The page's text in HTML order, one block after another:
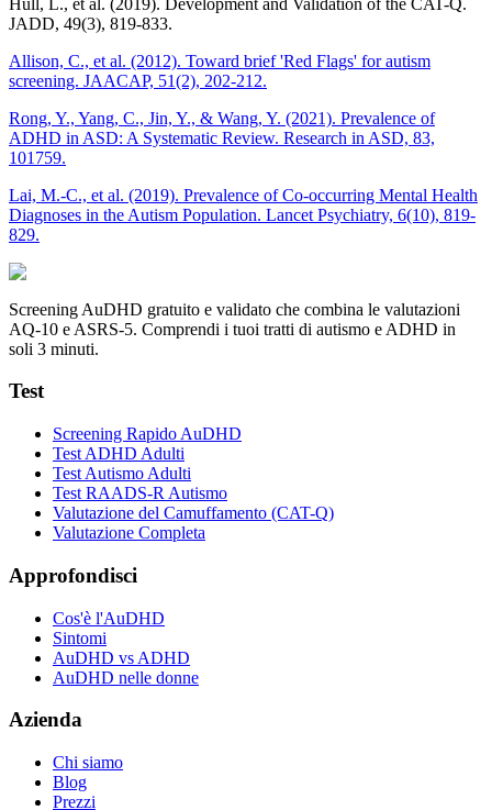
JADD, 49(3), 819-833.
Allison, C., et al. (2012). Toward brief 'Red Flags' for autism
screening. JAACAP, 51(2), 202-212.
Rong, Y., Yang, C., Jin, Y., & Wang, Y. (2021). Prevalence of
ADHD in ASD: A Systematic Review. Research in ASD, 83,
101759.
Lai, M.-C., et al. (2019). Prevalence of Co-occurring Mental Health
Diagnoses in the Autism Population. Lancet Psychiatry, 6(10), 819-
829.
Screening AuDHD gratuito e validato che combina le valutazioni
AQ-10 e ASRS-5. Comprendi i tuoi tratti di autismo e ADHD in
soli 3 minuti.
Test
Screening Rapido AuDHD
Test ADHD Adulti
Test Autismo Adulti
Test RAADS-R Autismo
Valutazione del Camuffamento (CAT-Q)
Valutazione Completa
Approfondisci
Cos'è l'AuDHD
Sintomi
AuDHD vs ADHD
AuDHD nelle donne
Azienda
Chi siamo
Blog
Prezzi